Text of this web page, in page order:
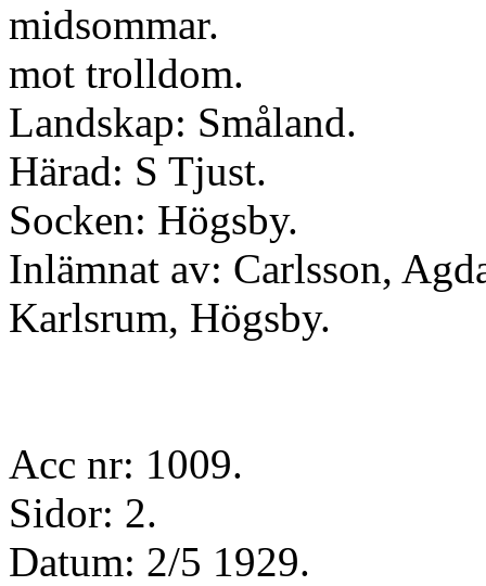
midsommar.
mot trolldom.
Landskap: Småland.
Härad: S Tjust.
Socken: Högsby.
Inlämnat av: Carlsson,
Karlsrum, Högsby.
Acc nr: 1009.
Sidor: 2.
Datum: 2/5 1929.